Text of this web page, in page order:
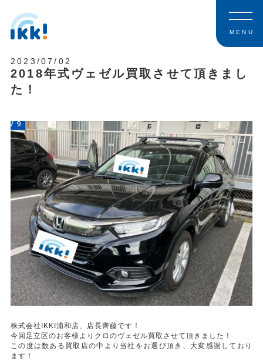
MENU
2023/07/02
2018年式ヴェゼル買取させて頂きまし
た！
株式会社IKKI浦和店、店長齊藤です！
今回足立区のお客様よりクロのヴェゼル買取させて頂きました！
この度は数ある買取店の中より当社をお選び頂き、大変感謝しており
ます！